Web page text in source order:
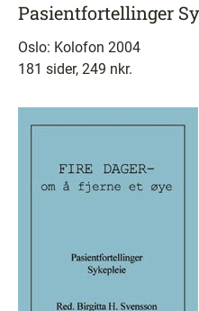
Pasientfortellinger
Oslo: Kolofon 2004
181 sider, 249 nkr.